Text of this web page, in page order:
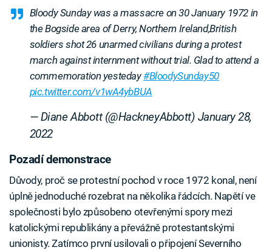
Bloody Sunday was a massacre on 30 January 1972 in
the Bogside area of Derry, Northern Ireland,British
soldiers shot 26 unarmed civilians during a protest
march against internment without trial. Glad to attend a
commemoration yesteday#BloodySunday50
pic.twitter.com/v1wA4ybBUA
— Diane Abbott (@HackneyAbbott) January 28,
2022
Pozadí demonstrace
Důvody, proč se protestní pochod v roce 1972 konal, není
úplně jednoduché rozebrat na několika řádcích. Napětí ve
společnosti bylo způsobeno otevřenými spory mezi
katolickými republikány a převážně protestantskými
unionisty. Zatímco první usilovali o připojení Severního